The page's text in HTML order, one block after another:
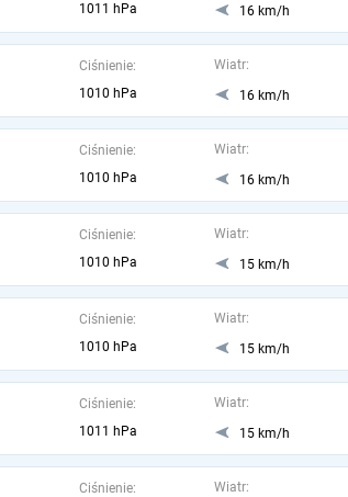
1011 hPa
16 km/h
Ciśnienie:
1010 hPa
Wiatr:
16 km/h
Ciśnienie:
1010 hPa
Wiatr:
16 km/h
Ciśnienie:
1010 hPa
Wiatr:
15 km/h
Ciśnienie:
1010 hPa
Wiatr:
15 km/h
Ciśnienie:
1011 hPa
Wiatr:
15 km/h
Ciśnienie:
Wiatr: